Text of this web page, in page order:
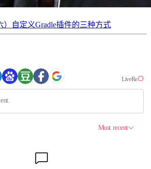
）自定义Gradle插件的三种方式